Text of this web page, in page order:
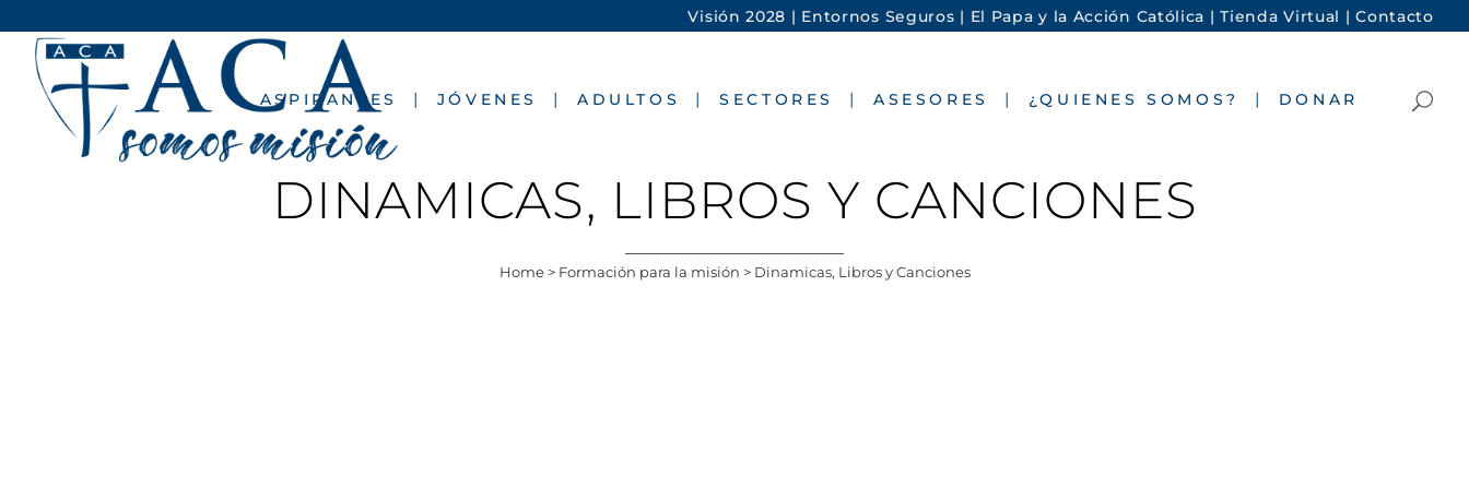
Visión 2028 | Entornos Seguros | El Papa y la Acción Católica |Tienda Virtual |Contacto
ASPIRANTES JÓVENES ADULTOS SECTORES ASESORES ¿QUIENES SOMOS? DONAR
DINAMICAS, LIBROS Y CANCIONES
Home> Formación para la misión > Dinamicas, Libros y Canciones